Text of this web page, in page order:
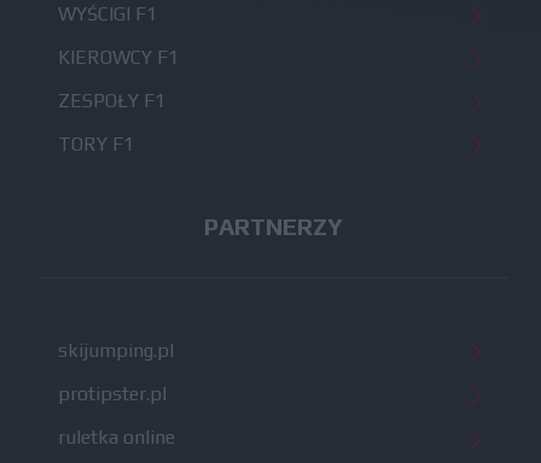
WYŚCIGI F1
KIEROWCY F1
ZESPOŁY F1
TORY F1
PARTNERZY
skijumping.pl
protipster.pl
ruletka online